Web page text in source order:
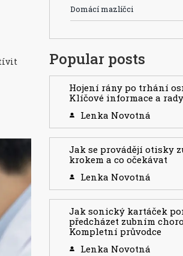
Domácí mazlíčci
Popular posts
Hojení rány po trhání
Klíčové informace a rady
Lenka Novotná
Jak se provádějí otisky
krokem a co očekávat
Lenka Novotná
Jak sonický kartáček
předcházet zubním
Kompletní průvodce
Lenka Novotná